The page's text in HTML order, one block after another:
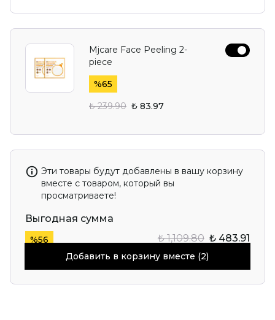
Mjcare Face Peeling 2-
piece
%65
₺ 239.90 ₺ 83.97
Эти товары будут добавлены в вашу корзину
вместе с товаром, который вы
просматриваете!
Выгодная сумма
%56 ₺ 1,109.80 ₺ 483.91
Добавить в корзину вместе (2)